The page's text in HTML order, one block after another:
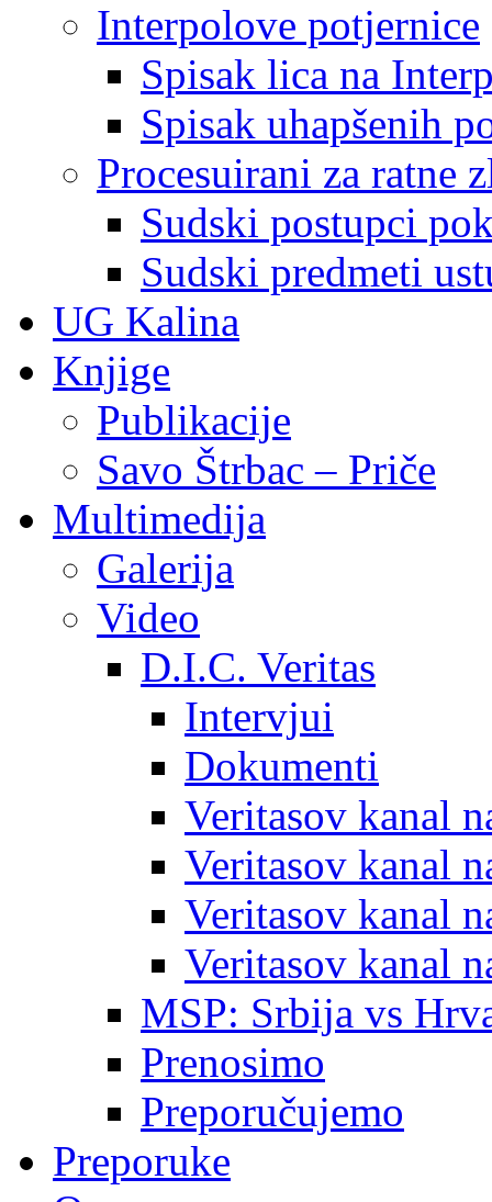
Interpolove potjernice
Spisak lica na
Spisak uhapšenih
Procesuirani za ratne
Sudski postupci
Sudski predmeti
UG Kalina
Knjige
Publikacije
Savo Štrbac – Priče
Multimedija
Galerija
Video
D.I.C. Veritas
Intervjui
Dokumenti
Veritasov kanal
Veritasov kanal
Veritasov kanal
Veritasov kanal
MSP: Srbija vs
Prenosimo
Preporučujemo
Preporuke